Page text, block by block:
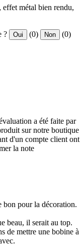
métal bien rendu,
? Oui (0) Non (0)
a été faite par
sur notre boutique
d'un compte client ont
la note
bon pour la décoration.
beau, il serait au top.
de mettre une bobine à